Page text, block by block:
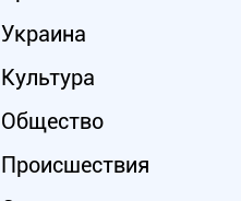
Украина
Культура
Общество
Происшествия